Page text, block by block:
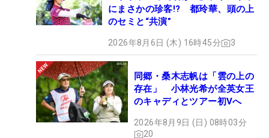
にまさかの珍客!? 都玲華、頭の上
のセミと“共演”
2026年8月6日 (木) 16時45分 3
同郷・桑木志帆は「雲の上の
存在」 小林光希が全英女王
のキャディとツアー初Vへ
2026年8月9日 (日) 08時03分
20